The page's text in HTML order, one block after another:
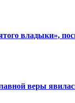
владыки»,
веры